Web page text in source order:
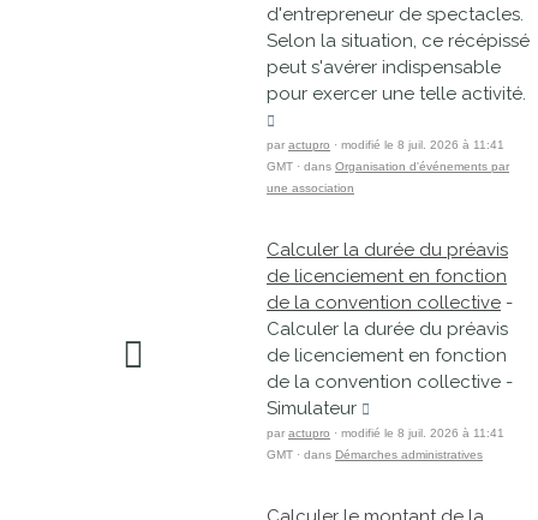
d'entrepreneur de spectacles.
Selon la situation, ce récépissé
peut s'avérer indispensable
pour exercer une telle activité.
par actupro · modifié le 8 juil. 2026 à 11:41
GMT · dans Organisation d'événements par
une association
Calculer la durée du préavis
de licenciement en fonction
de la convention collective -
Calculer la durée du préavis
de licenciement en fonction
de la convention collective -
Simulateur
par actupro · modifié le 8 juil. 2026 à 11:41
GMT · dans Démarches administratives